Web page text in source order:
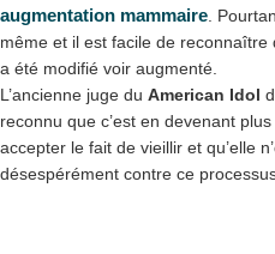
augmentation mammaire .
même et il est facile de
a été modifié voir augmenté.
L’ancienne juge du American Idol
reconnu que c’est en devenant
accepter le fait de vieillir et qu’elle
désespérément contre ce